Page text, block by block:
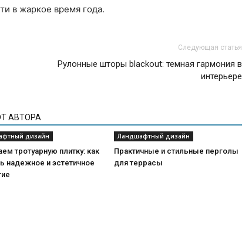
в жаркое время года.
Следующая статья
Рулонные шторы blackout: темная гармония в
интерьере
АВТОРА
дизайн
тротуарную плитку: как
надежное и эстетичное
Ландшафтный дизайн
Практичные и стильные перголы
для террасы